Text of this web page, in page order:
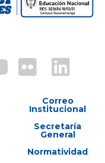
Correo
Institucional
Secretaría
General
Normatividad